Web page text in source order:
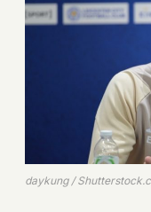
daykung /